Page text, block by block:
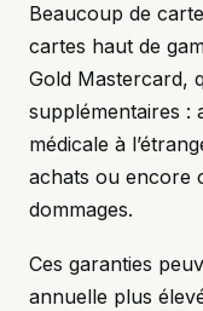
Beaucoup de
cartes haut de
Gold Mastercard,
supplémentaires :
médicale à
achats ou encore
dommages.
Ces garanties
annuelle plus